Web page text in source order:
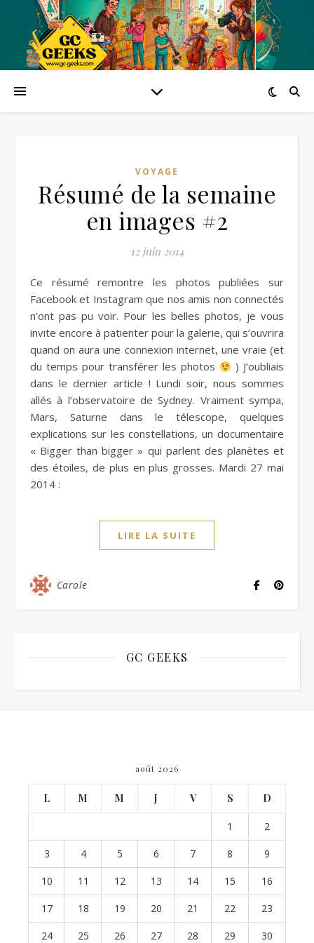
VOYAGE
Résumé de la semaine
en images #2
12 juin 2014
Ce résumé remontre les photos publiées sur
Facebook et Instagram que nos amis non connectés
n’ont pas pu voir. Pour les belles photos, je vous
invite encore à patienter pour la galerie, qui s’ouvrira
quand on aura une connexion internet, une vraie (et
du temps pour transférer les photos
) J’oubliais
dans le dernier article ! Lundi soir, nous sommes
allés à l’observatoire de Sydney. Vraiment sympa,
Mars, Saturne dans le télescope, quelques
explications sur les constellations, un documentaire
« Bigger than bigger » qui parlent des planètes et
des étoiles, de plus en plus grosses. Mardi 27 mai
2014 :
LIRE LA SUITE
Carole
GC GEEKS
août 2026
L M M J V S D
1 2
3 4 5 6 7 8 9
10 11 12 13 14 15 16
17 18 19 20 21 22 23
24 25 26 27 28 29 30